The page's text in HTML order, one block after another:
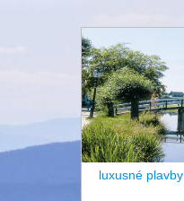
luxusné plavby